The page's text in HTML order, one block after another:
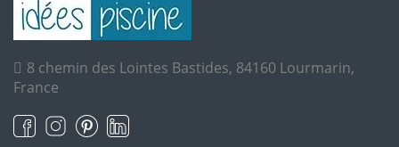
8 chemin des Lointes Bastides, 84160 Lourmarin,
France